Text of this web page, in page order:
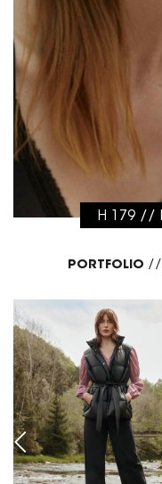
H 179 //
PORTFOLIO //